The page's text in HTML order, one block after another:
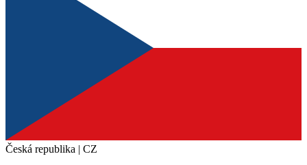
Česká republika | CZ